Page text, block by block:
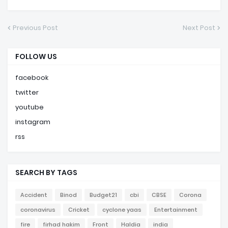
Previous Post Next Post
FOLLOW US
facebook
twitter
youtube
instagram
rss
SEARCH BY TAGS
Accident Binod Budget21 cbi CBSE
Corona
coronavirus
Cricket cyclone yaas
Entertainment
fire
firhad hakim Front Haldia india